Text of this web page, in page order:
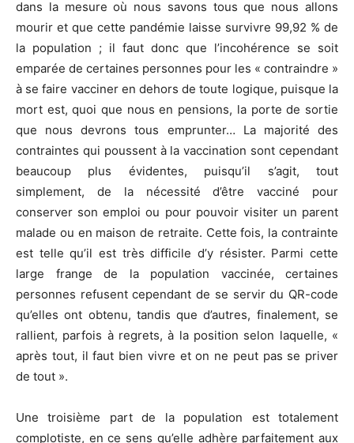
dans la mesure où nous savons tous que nous allons
mourir et que cette pandémie laisse survivre 99,92 % de
la population ; il faut donc que l’incohérence se soit
emparée de certaines personnes pour les « contraindre »
à se faire vacciner en dehors de toute logique, puisque la
mort est, quoi que nous en pensions, la porte de sortie
que nous devrons tous emprunter… La majorité des
contraintes qui poussent à la vaccination sont cependant
beaucoup plus évidentes, puisqu’il s’agit, tout
simplement, de la nécessité d’être vacciné pour
conserver son emploi ou pour pouvoir visiter un parent
malade ou en maison de retraite. Cette fois, la contrainte
est telle qu’il est très difficile d’y résister. Parmi cette
large frange de la population vaccinée, certaines
personnes refusent cependant de se servir du QR-code
qu’elles ont obtenu, tandis que d’autres, finalement, se
rallient, parfois à regrets, à la position selon laquelle, «
après tout, il faut bien vivre et on ne peut pas se priver
de tout ».
Une troisième part de la population est totalement
complotiste, en ce sens qu’elle adhère parfaitement aux